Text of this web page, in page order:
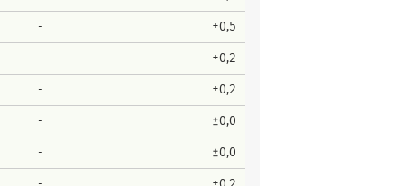
- +0,5
- +0,2
- +0,2
- ±0,0
- ±0,0